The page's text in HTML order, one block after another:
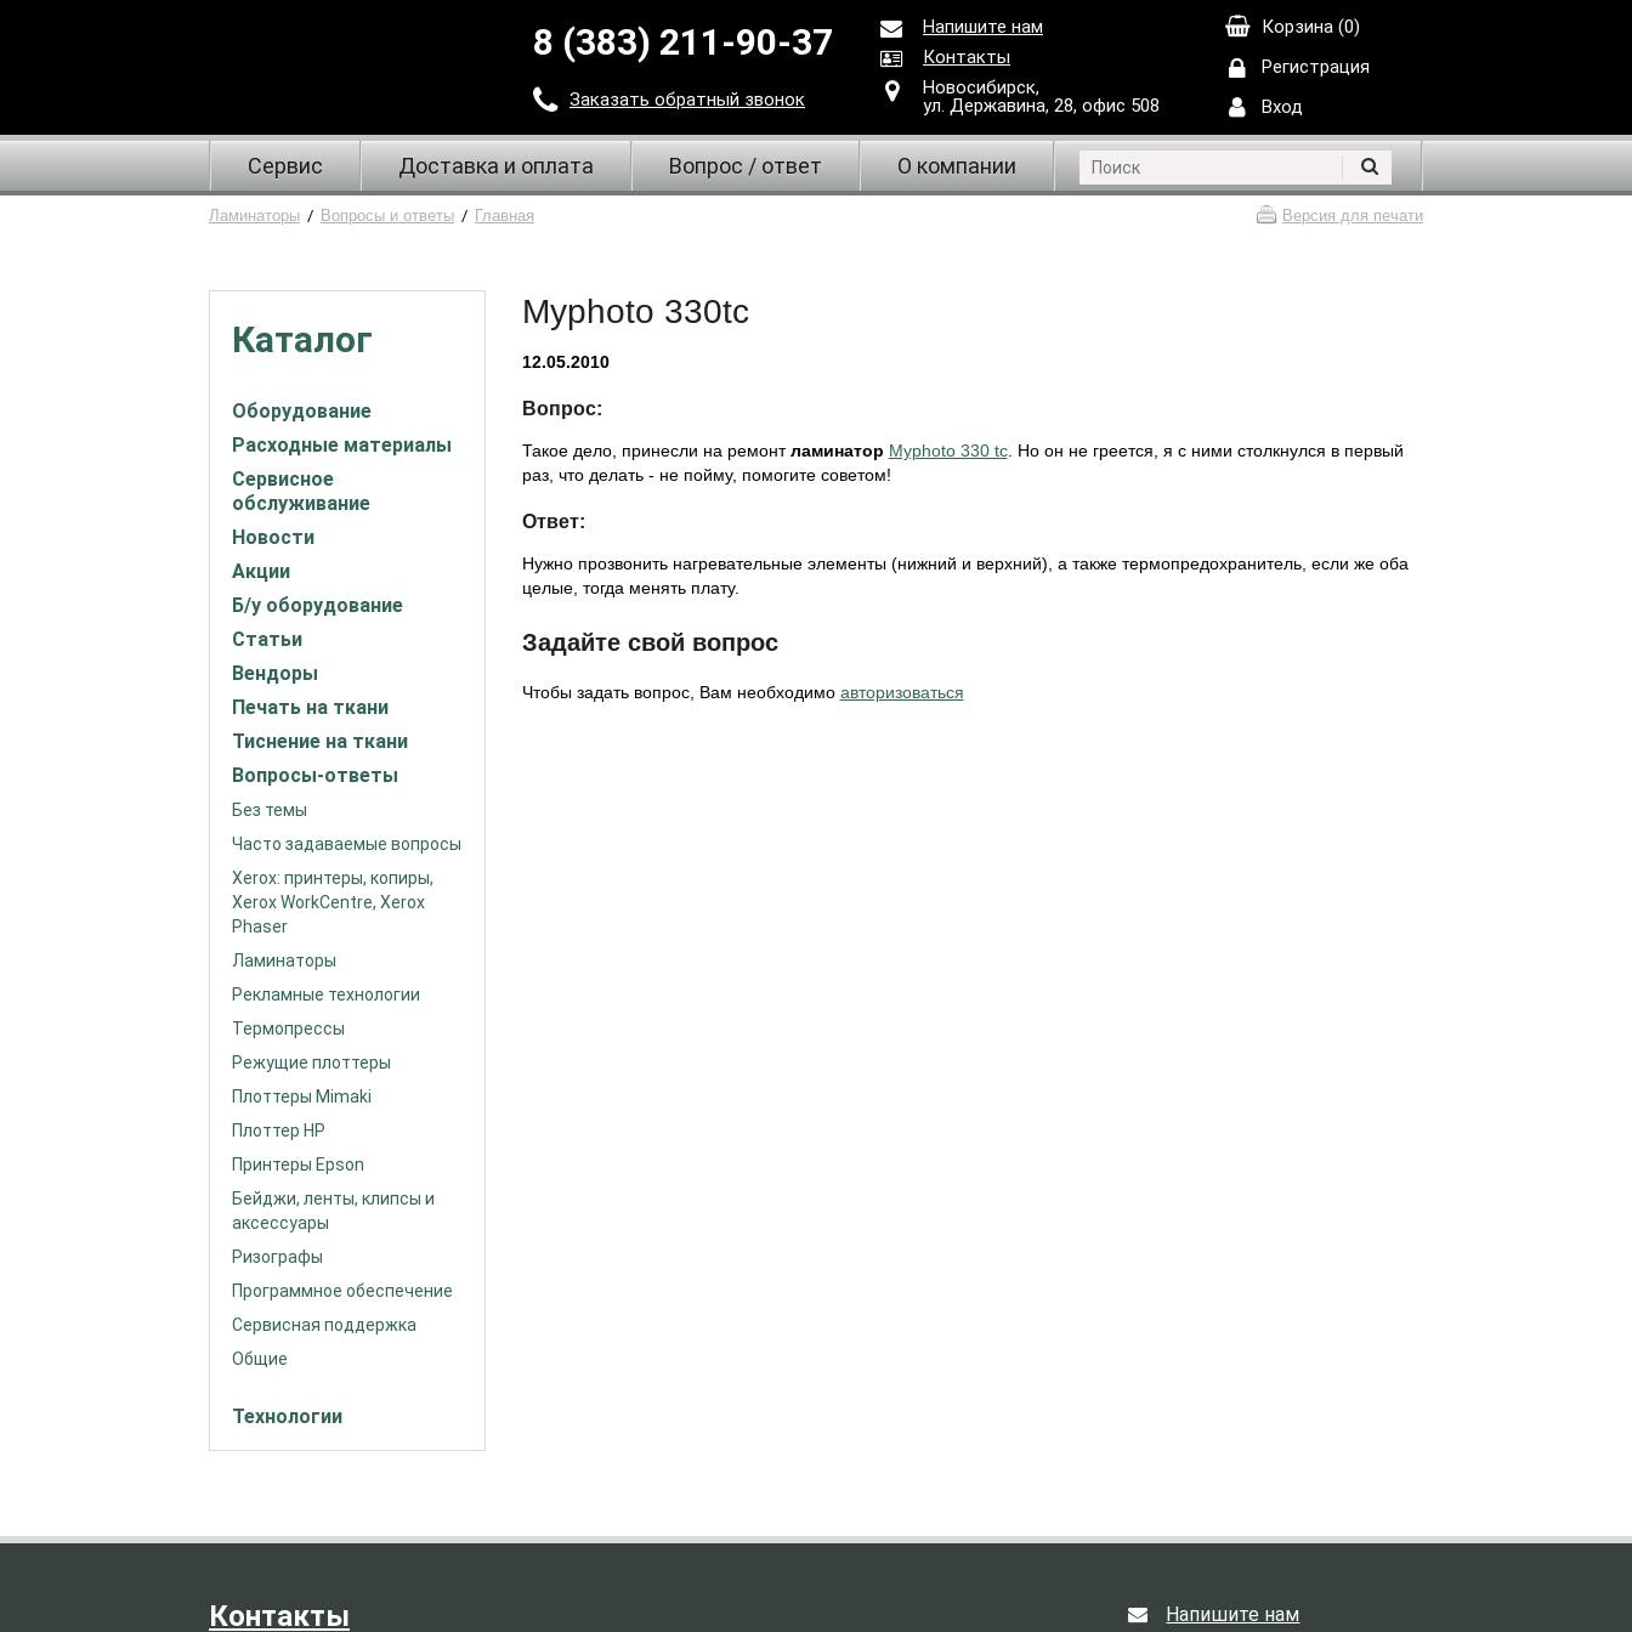
8 (383) 211-90-37
Заказать обратный звонок
Напишите нам
Контакты
Новосибирск,
ул. Державина, 28, офис 508
Корзина (0)
Регистрация
Вход
Сервис Доставка и оплата Вопрос / ответ О компании
Ламинаторы / Вопросы и ответы / Главная Версия для печати
Каталог
Оборудование
Расходные материалы
Сервисное
обслуживание
Новости
Акции
Б/у оборудование
Статьи
Вендоры
Печать на ткани
Тиснение на ткани
Вопросы-ответы
Без темы
Часто задаваемые вопросы
Xerox: принтеры, копиры,
Xerox WorkCentre, Xerox
Phaser
Ламинаторы
Рекламные технологии
Термопрессы
Режущие плоттеры
Плоттеры Mimaki
Плоттер HP
Принтеры Epson
Бейджи, ленты, клипсы и
аксессуары
Ризографы
Программное обеспечение
Сервисная поддержка
Общие
Технологии
Myphoto 330tc
12.05.2010
Вопрос:
Такое дело, принесли на ремонтламинатор Myphoto 330 tc. Но он не греется, я с ними столкнулся в первый
раз, что делать - не пойму, помогите советом!
Ответ:
Нужно прозвонить нагревательные элементы (нижний и верхний), а также термопредохранитель, если же оба
целые, тогда менять плату.
Задайте свой вопрос
Чтобы задать вопрос, Вам необходимо авторизоваться
Контакты Напишите нам